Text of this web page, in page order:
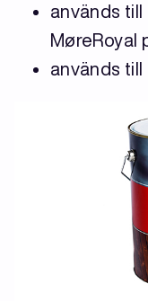
används
MøreRoyal
används